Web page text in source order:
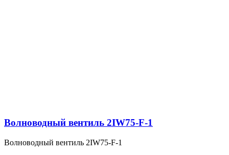
Волноводный вентиль 2IW75-F-1
Волноводный вентиль 2IW75-F-1